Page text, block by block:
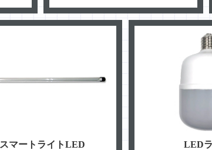
スマートライトLED LED